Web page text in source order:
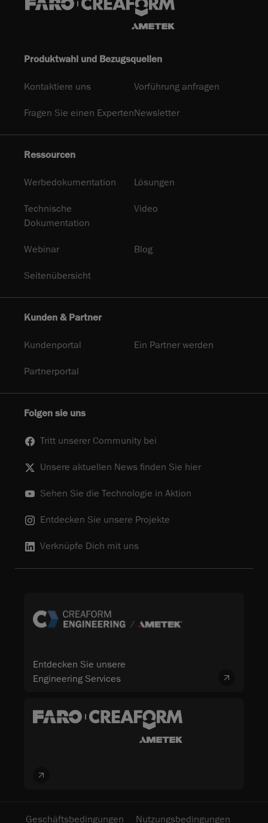
Produktwahl und Bezugsquellen
Kontaktiere uns Vorführung anfragen
Fragen Sie einen ExpertenNewsletter
Ressourcen
Werbedokumentation Lösungen
Technische
Dokumentation
Video
Webinar Blog
Seitenübersicht
Kunden & Partner
Kundenportal Ein Partner werden
Partnerportal
Folgen sie uns
Tritt unserer Community bei
Unsere aktuellen News finden Sie hier
Sehen Sie die Technologie in Aktion
Entdecken Sie unsere Projekte
Verknüpfe Dich mit uns
Entdecken Sie unsere
Engineering Services
Geschäftsbedingungen Nutzungsbedingungen